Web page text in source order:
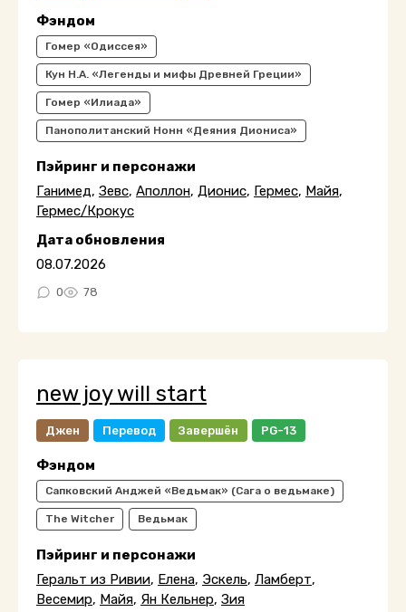
Фэндом
Гомер «Одиссея»
Кун Н.А. «Легенды и мифы Древней Греции»
Гомер «Илиада»
Панополитанский Нонн «Деяния Диониса»
Пэйринг и персонажи
Ганимед, Зевс, Аполлон, Дионис, Гермес, Майя,
Гермес/Крокус
Дата обновления
08.07.2026
0 78
new joy will start
Джен Перевод Завершён PG-13
Фэндом
Сапковский Анджей «Ведьмак» (Сага о ведьмаке)
The Witcher Ведьмак
Пэйринг и персонажи
Геральт из Ривии, Елена, Эскель, Ламберт,
Весемир, Майя, Ян Кельнер, Зия